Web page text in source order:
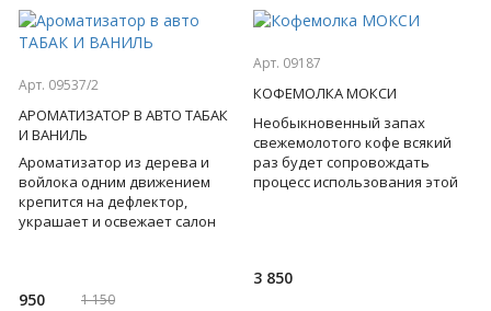
Арт. 09537/2
АРОМАТИЗАТОР В АВТО ТАБАК
И ВАНИЛЬ
Ароматизатор из дерева и
войлока одним движением
крепится на дефлектор,
украшает и освежает салон
950 1 150
Арт. 09187
КОФЕМОЛКА МОКСИ
Необыкновенный запах
свежемолотого кофе всякий
раз будет сопровождать
процесс использования этой
3 850